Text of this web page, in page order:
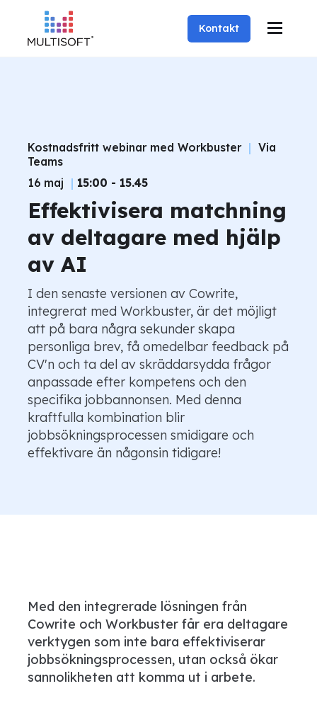
Kontakt
Kostnadsfritt webinar med Workbuster | Via
Teams
16 maj | 15:00 - 15.45
Effektivisera matchning
av deltagare med hjälp
av AI
I den senaste versionen av Cowrite,
integrerat med Workbuster, är det möjligt
att på bara några sekunder skapa
personliga brev, få omedelbar feedback på
CV'n och ta del av skräddarsydda frågor
anpassade efter kompetens och den
specifika jobbannonsen. Med denna
kraftfulla kombination blir
jobbsökningsprocessen smidigare och
effektivare än någonsin tidigare!
Med den integrerade lösningen från
Cowrite och Workbuster får era deltagare
verktygen som inte bara effektiviserar
jobbsökningsprocessen, utan också ökar
sannolikheten att komma ut i arbete.